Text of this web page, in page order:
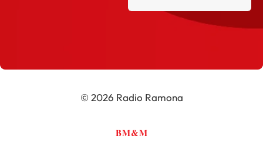
© 2026 Radio Ramona
BM&M